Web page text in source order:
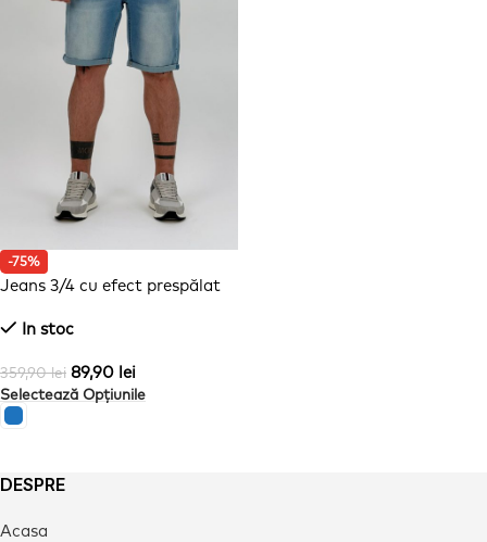
-75%
Jeans 3/4 cu efect prespălat
In stoc
359,90lei 89,90 lei
Selectează Opțiunile
DESPRE
Acasa